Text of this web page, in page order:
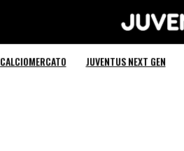
CALCIOMERCATO JUVENTUS NEXT GEN